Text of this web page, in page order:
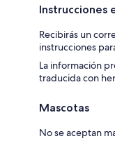
Instrucciones
Recibirás un
instrucciones
La información
traducida con
Mascotas
No se aceptan